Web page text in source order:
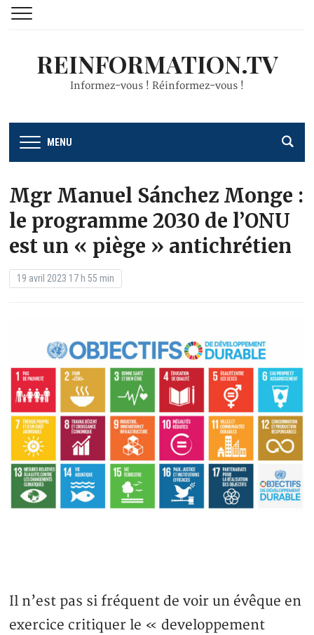
REINFORMATION.TV
Informez-vous ! Réinformez-vous !
MENU
Mgr Manuel Sánchez Monge :
le programme 2030 de l’ONU
est un « piège » antichrétien
19 avril 2023 17 h 55 min
Il n’est pas si fréquent de voir un évêque en
exercice critiquer le « developpement